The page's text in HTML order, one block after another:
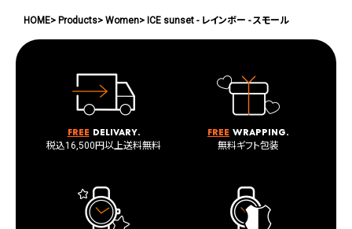
HOME Products Women ICE sunset - レインボー - スモール
Free delivary.
税込16,500円以上送料無料
Free wrapping.
無料ギフト包装